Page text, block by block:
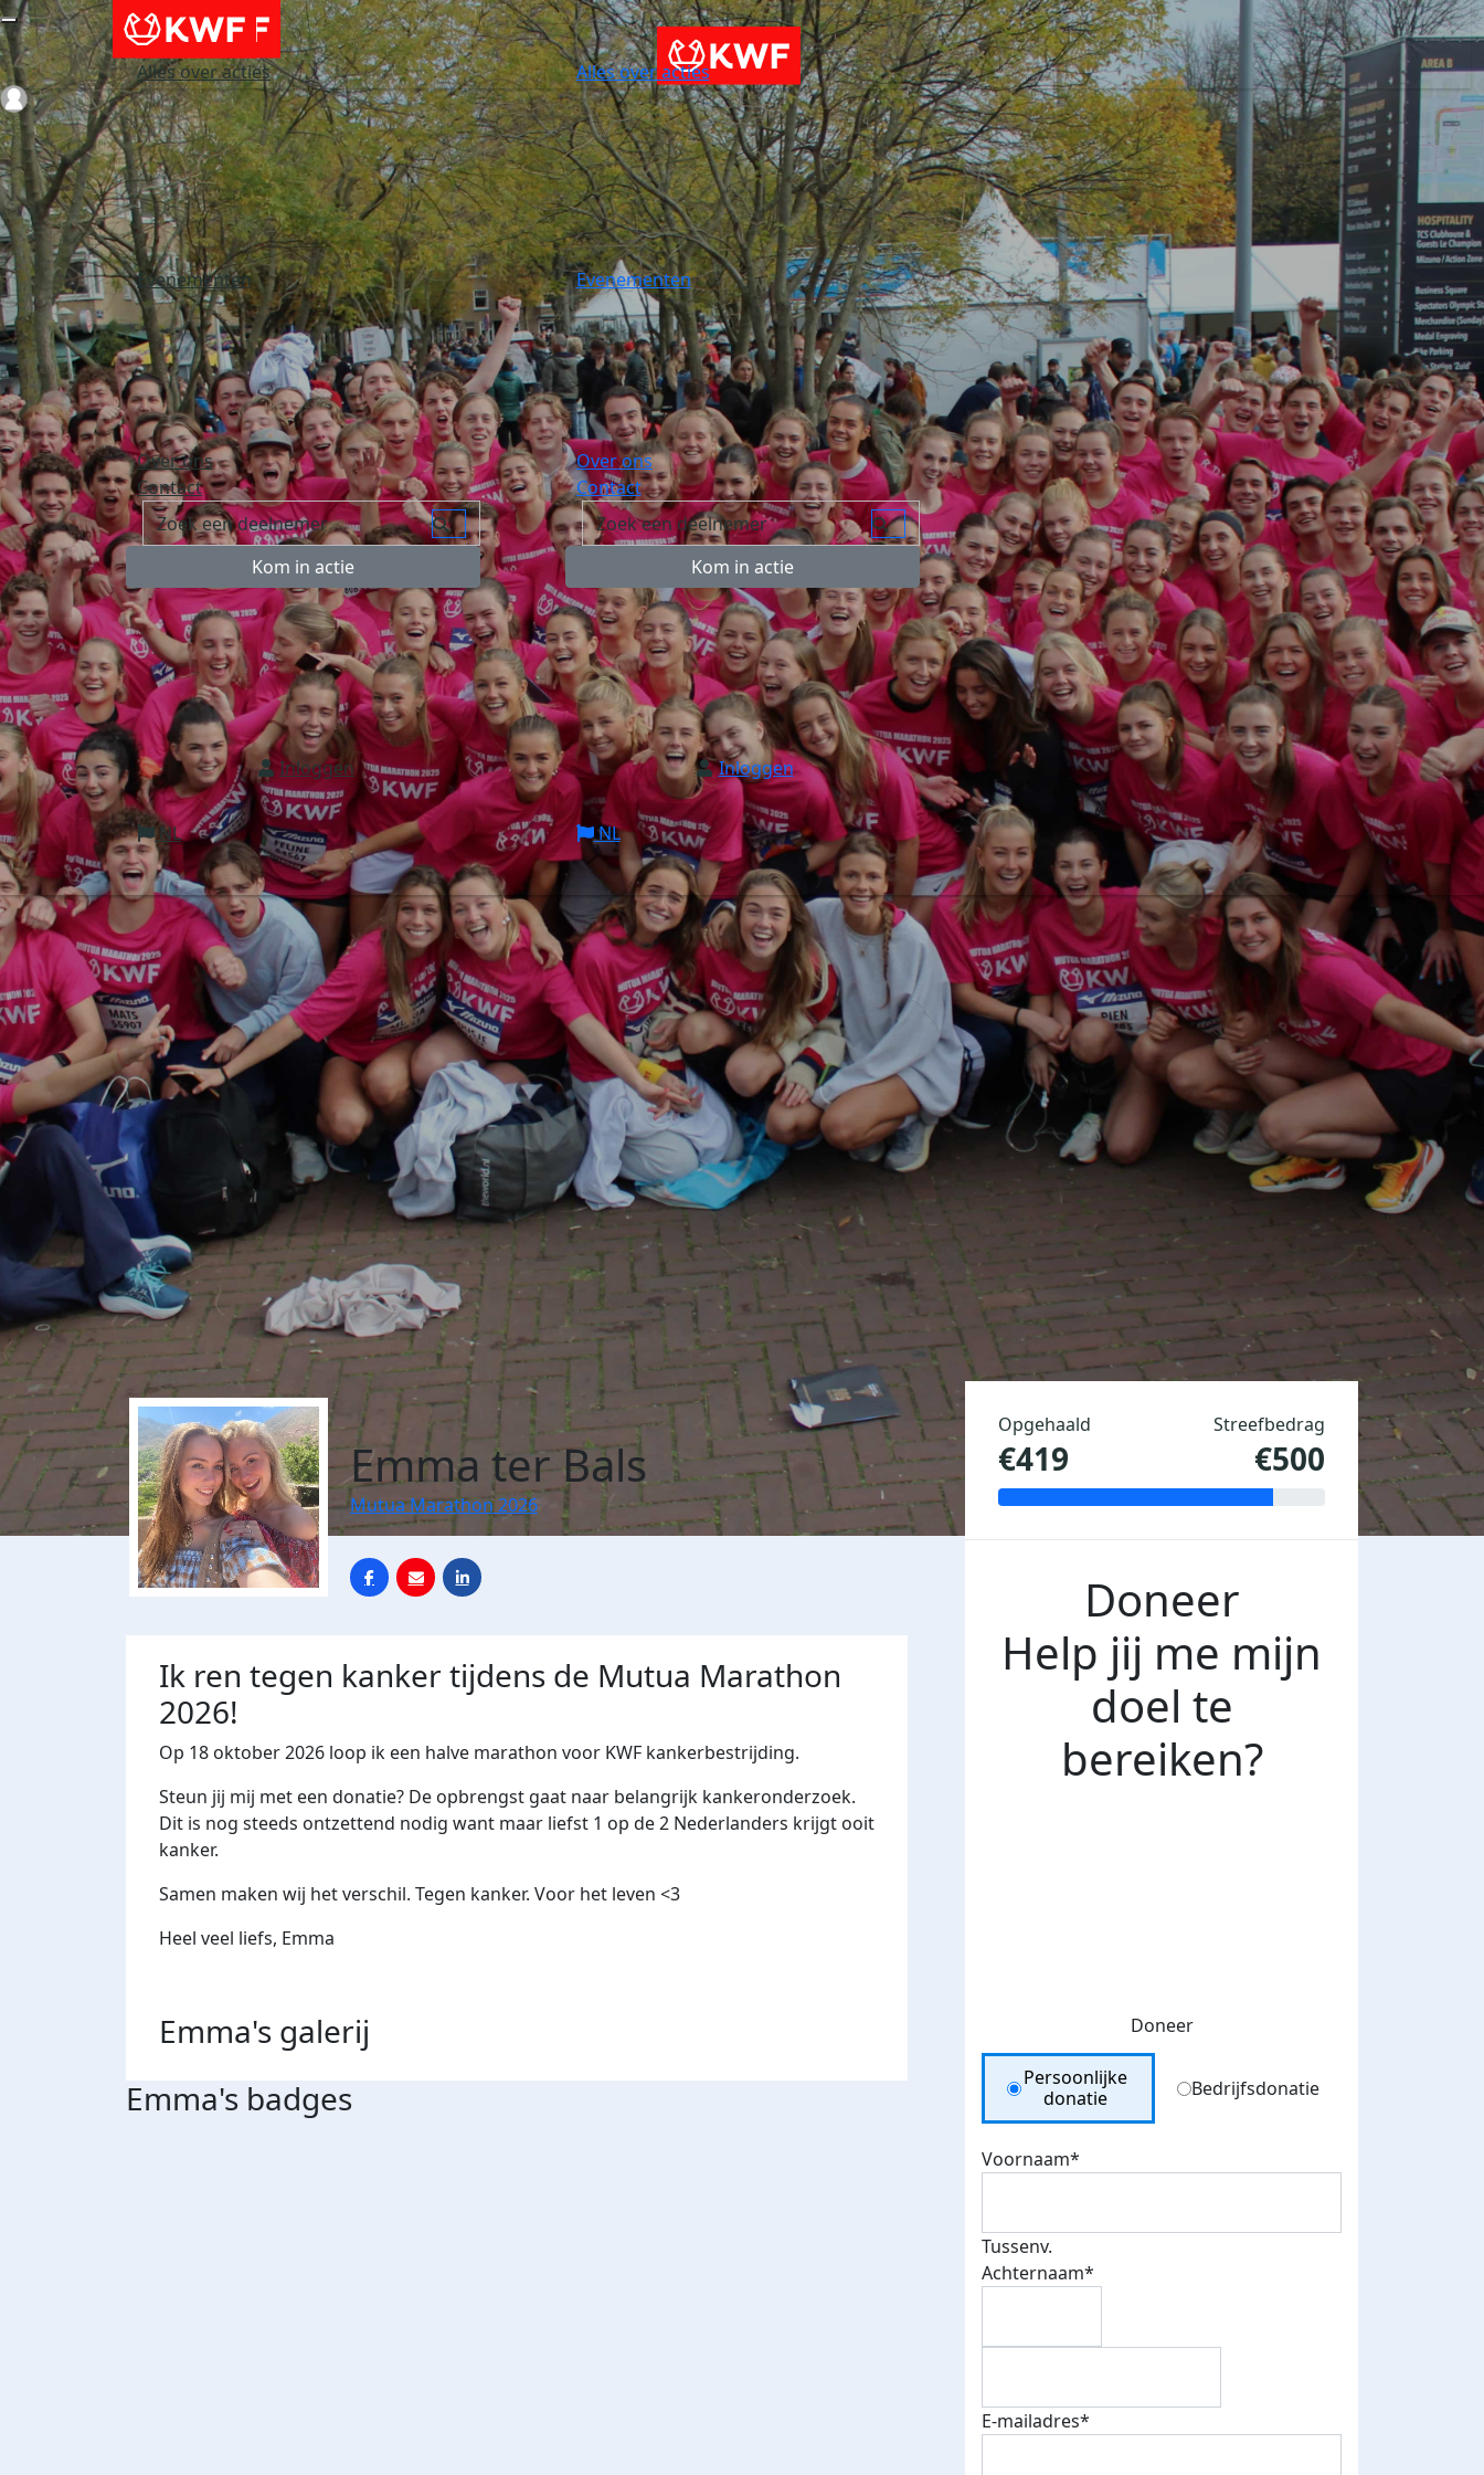
Alles over acties
Evenementen
Over ons
Contact
Kom in actie
Inloggen
NL
Alles over acties
Evenementen
Over ons
Contact
Kom in actie
Inloggen
NL
Login
Emma ter Bals
Mutua Marathon 2026
Ik ren tegen kanker tijdens de Mutua Marathon
2026!
Op 18 oktober 2026 loop ik een halve marathon voor KWF kankerbestrijding.
Steun jij mij met een donatie? De opbrengst gaat naar belangrijk kankeronderzoek.
Dit is nog steeds ontzettend nodig want maar liefst 1 op de 2 Nederlanders krijgt ooit
kanker.
Samen maken wij het verschil. Tegen kanker. Voor het leven <3
Heel veel liefs, Emma
Emma's galerij
Emma's badges
Opgehaald
€419
Streefbedrag
€500
Doneer
Help jij me mijn
doel te
bereiken?
Doneer
Donation Type
Persoonlijke
donatie
Bedrijfsdonatie
Voornaam*
Tussenv.
Achternaam*
E-mailadres*